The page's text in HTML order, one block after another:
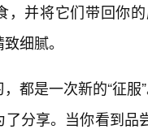
，并将它们带回你
细腻。
都是一次新的“征
了分享。当你看到